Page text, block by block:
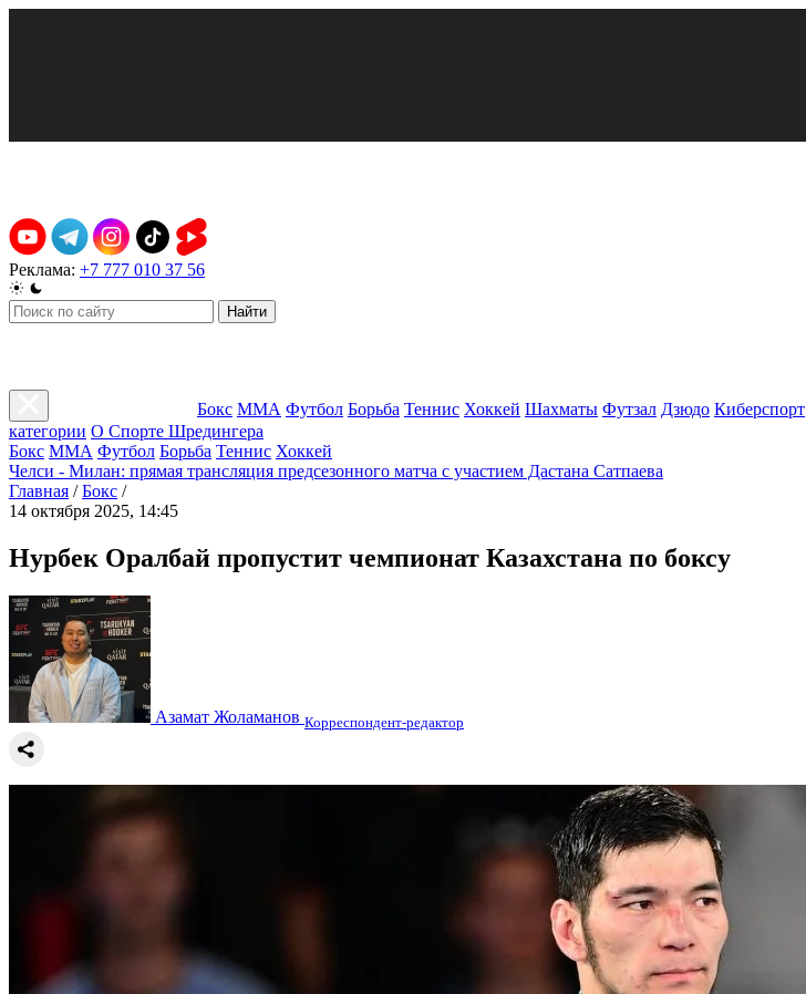
Реклама: +7 777 010 37 56
Найти
Бокс ММА Футбол Борьба Теннис Хоккей Шахматы Футзал Дзюдо Киберспорт
категории О Спорте Шредингера
Бокс ММА Футбол Борьба Теннис Хоккей
Челси - Милан: прямая трансляция предсезонного матча с участием Дастана Сатпаева
Главная / Бокс /
14 октября 2025, 14:45
Нурбек Оралбай пропустит чемпионат Казахстана по боксу
Азамат Жоламанов Корреспондент-редактор